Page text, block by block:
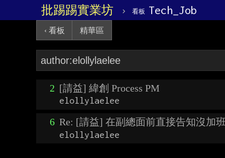
批踢踢實業坊 › 看板 Tech_Job
‹ 看板 精華區
2 [請益] 緯創 Process PM
elollylaelee
6 Re: [請益] 在副總面前直接告知沒加
elollylaelee